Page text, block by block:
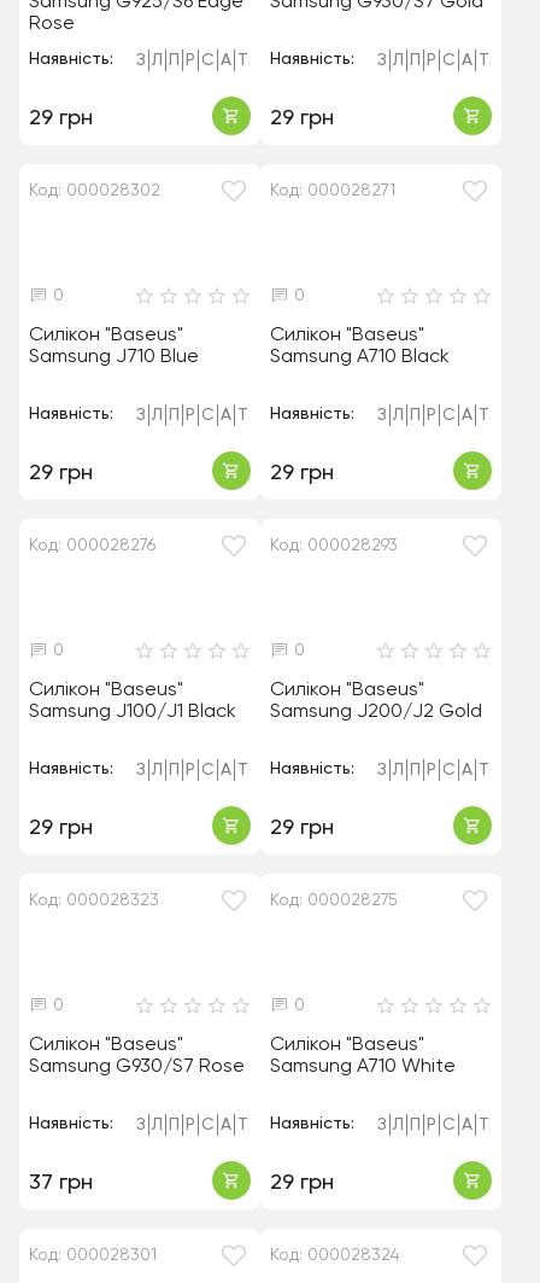
Rose
Наявність: З Л Р С А
29 грн
Наявність: З Л Р С А
29 грн
Код: 000028302
0
Силікон "Baseus"
Samsung J710 Blue
Наявність: З Л Р С А
29 грн
Код: 000028271
0
Силікон "Baseus"
Samsung A710 Black
Наявність: З Л Р С А
29 грн
Код: 000028276
0
Силікон "Baseus"
Samsung J100/J1 Black
Наявність: З Л Р С А
29 грн
Код: 000028293
0
Силікон "Baseus"
Samsung J200/J2 Gold
Наявність: З Л Р С А
29 грн
Код: 000028323
0
Силікон "Baseus"
Samsung G930/S7 Rose
Наявність: З Л Р С А
37 грн
Код: 000028275
0
Силікон "Baseus"
Samsung A710 White
Наявність: З Л Р С А
29 грн
Код: 000028301 Код: 000028324